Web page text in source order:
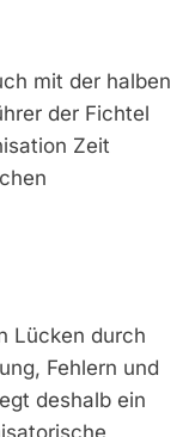
mit der halben
der Fichtel
Zeit
Lücken durch
Fehlern und
deshalb ein